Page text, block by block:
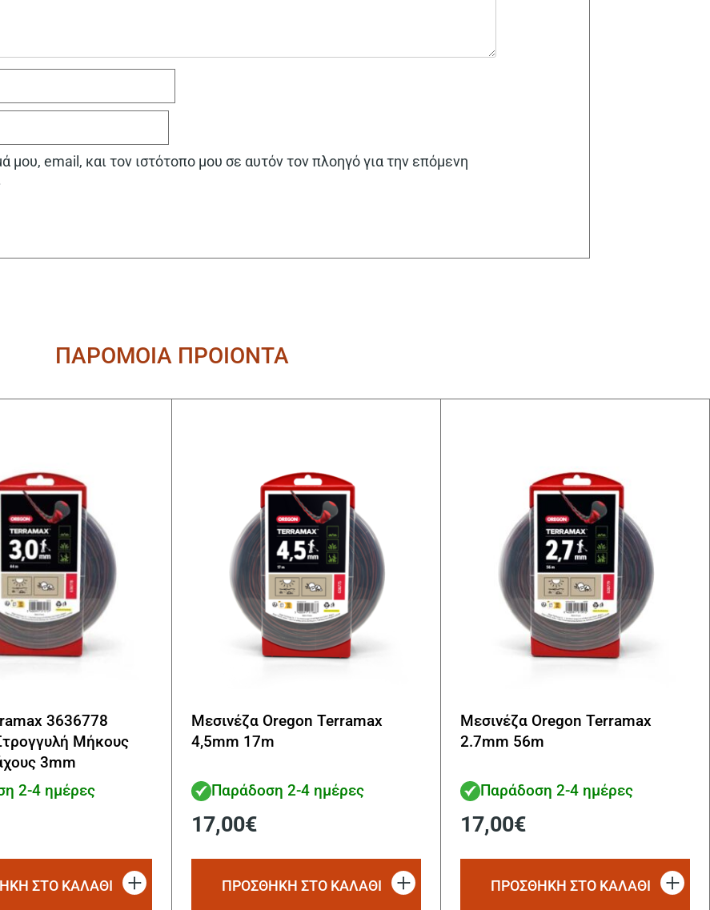
μου, email, και τον ιστότοπο μου σε αυτόν τον πλοηγό για την επόμενη
ΠΑΡΟΜΟΙΑ ΠΡΟΙΟΝΤΑ
3636778
Μήκους
3mm
2-4 ημέρες
ΣΤΟ ΚΑΛΑΘΙ
Μεσινέζα Oregon Terramax
4,5mm 17m
Παράδοση 2-4 ημέρες
17,00€
ΠΡΟΣΘΗΚΗ ΣΤΟ ΚΑΛΑΘΙ
Μεσινέζα Oregon Terramax
2.7mm 56m
Παράδοση 2-4 ημέρες
17,00€
ΠΡΟΣΘΗΚΗ ΣΤΟ ΚΑΛΑΘΙ